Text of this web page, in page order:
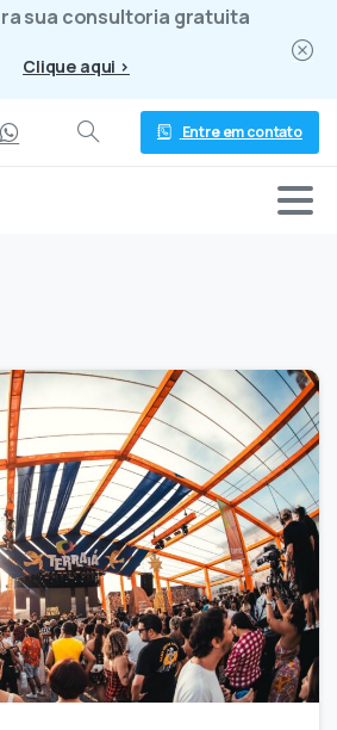
sua consultoria gratuita
Clique aqui >
Entre em contato
0 0